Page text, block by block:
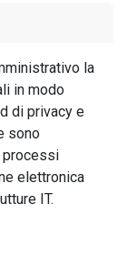
la
in modo
di privacy e
sono
processi
elettronica
IT.